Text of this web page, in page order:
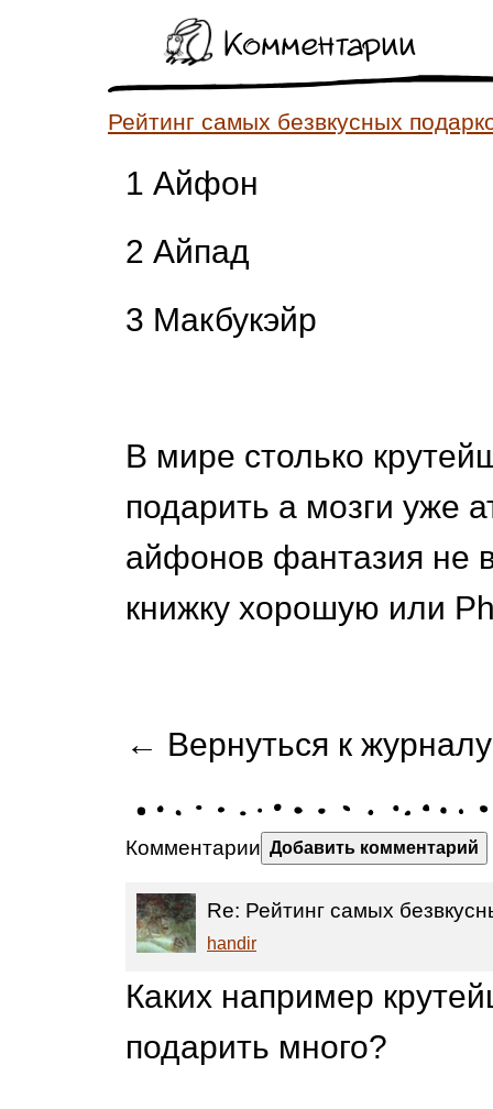
Комментарии
Рейтинг самых безвкусных
1 Айфон
2 Айпад
3 Макбукэйр
В мире столько
подарить а мозги уже
айфонов фантазия не
книжку хорошую или
← Вернуться к
Комментарии Добавить комментарий
Re: Рейтинг самых
handir
Каких например
подарить много?